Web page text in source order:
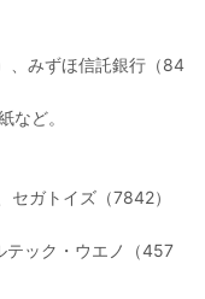
、みずほ信託銀行（84
など。
ガトイズ（7842）
ック・ウエノ（457